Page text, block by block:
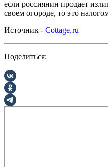
если россиянин продает
своем огороде, то это
Источник - Cottage.ru
Поделиться: